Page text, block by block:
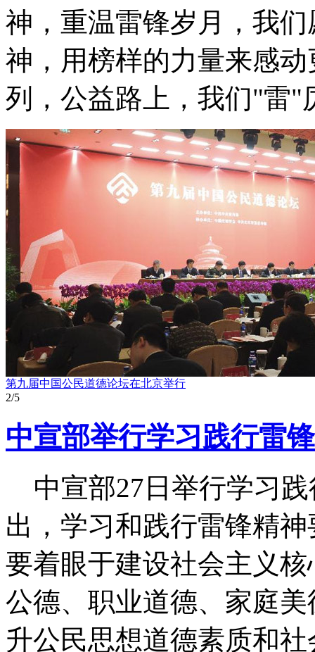
神，重温雷锋岁月，我
神，用榜样的力量来感
列，公益路上，我们"雷"
雷锋，我们的榜样——全国青年志愿者大型文艺演出
3/5
中宣部举行学习践行雷
中宣部27日举行学习
出，学习和践行雷锋精
要着眼于建设社会主义
公德、职业道德、家庭
升公民思想道德素质和